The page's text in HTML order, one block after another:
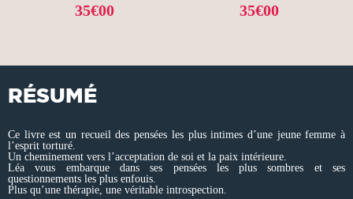
35€00 35€00
RÉSUMÉ
Ce livre est un recueil des pensées les plus intimes d’une jeune femme à
l’esprit torturé.
Un cheminement vers l’acceptation de soi et la paix intérieure.
Léa vous embarque dans ses pensées les plus sombres et ses
questionnements les plus enfouis.
Plus qu’une thérapie, une véritable introspection.